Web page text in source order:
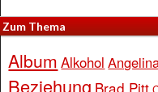
Zum Thema
Album Alkohol
Beziehung Brad Pitt